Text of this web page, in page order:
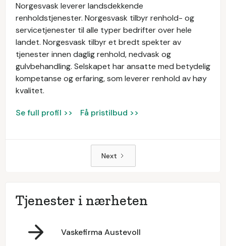
Norgesvask leverer landsdekkende
renholdstjenester. Norgesvask tilbyr renhold- og
servicetjenester til alle typer bedrifter over hele
landet. Norgesvask tilbyr et bredt spekter av
tjenester innen daglig renhold, nedvask og
gulvbehandling. Selskapet har ansatte med betydelig
kompetanse og erfaring, som leverer renhold av høy
kvalitet.
Se full profil >> Få pristilbud >>
Next
Tjenester i nærheten
Vaskefirma Austevoll